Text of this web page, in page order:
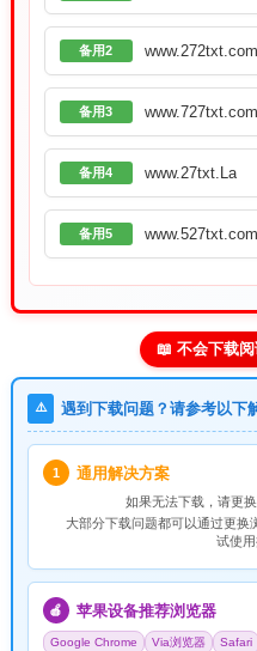
备用2 www.272txt.com
备用3 www.727txt.com
备用4 www.27txt.La
备用5 www.527txt.com
📖 不会下载阅
⚠️ 遇到下载问题？请参考以下
1 通用解决方案
如果无法下载，请更
大部分下载问题都可以通过更换
试使
🍎 苹果设备推荐浏览器
Google Chrome Via浏览器 Safari